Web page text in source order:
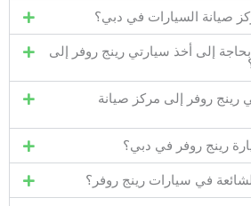
صيانة السيارات في دبي؟
إلى أخذ سيارتي رينج روفر إلى
رينج روفر إلى مركز صيانة
رينج روفر في دبي؟
في سيارات رينج روفر؟